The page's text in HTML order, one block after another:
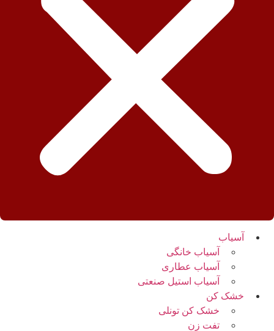
آسیاب
آسیاب خانگی
آسیاب عطاری
آسیاب استیل صنعتی
خشک کن
خشک کن تونلی
تفت زن